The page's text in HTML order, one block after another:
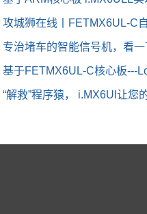
攻城狮在线丨FETMX6UL-C
专治堵车的智能信号机，看一
基于FETMX6UL-C核心板---
“解救”程序猿， i.MX6Ul让您